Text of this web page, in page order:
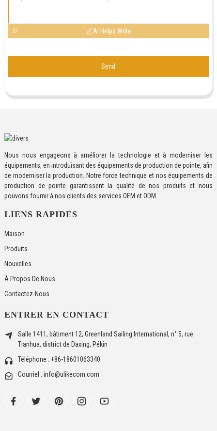
AI Helps Write
Send
Nous nous engageons à améliorer la technologie et à moderniser les
équipements, en introduisant des équipements de production de pointe, afin
de moderniser la production. Notre force technique et nos équipements de
production de pointe garantissent la qualité de nos produits et nous
pouvons fournir à nos clients des services OEM et ODM.
LIENS RAPIDES
Maison
Produits
Nouvelles
À Propos De Nous
Contactez-Nous
ENTRER EN CONTACT
Salle 1411, bâtiment 12, Greenland Sailing International, n° 5, rue
Tianhua, district de Daxing, Pékin
Téléphone : +86-18601063340
Courriel : info@ulikecom.com